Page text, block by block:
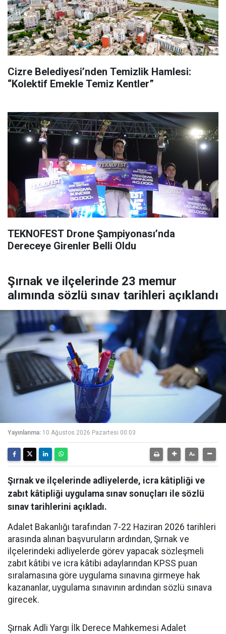
Cizre Belediyesi’nden Temizlik Hamlesi:
“Kolektif Emekle Temiz Kentler”
TEKNOFEST Drone Şampiyonası’nda
Dereceye Girenler Belli Oldu
Şırnak ve ilçelerinde 23 memur
alımında sözlü sınav tarihleri açıklandı
Yayınlanma: 10 Ağustos 2026 Pazartesi 00:03
Şırnak ve ilçelerinde adliyelerde, icra kâtipliği ve
zabıt kâtipliği uygulama sınav sonuçları ile sözlü
sınav tarihlerini açıkladı.
Adalet Bakanlığı tarafından 7-22 Haziran 2026 tarihleri
arasında alınan başvuruların ardından, Şırnak ve
ilçelerindeki adliyelerde görev yapacak sözleşmeli
zabıt kâtibi ve icra kâtibi adaylarından KPSS puan
sıralamasına göre uygulama sınavına girmeye hak
kazananlar, uygulama sınavının ardından sözlü sınava
girecek.
Şırnak Adli Yargı İlk Derece Mahkemesi Adalet